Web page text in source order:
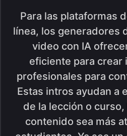
Para las plataformas
línea, los generadores
video con IA
eficiente para crear
profesionales para
Estas intros ayudan a
de la lección o
contenido sea más